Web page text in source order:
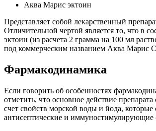
Аква Марис эктоин
Представляет собой лекарственный
Отличительной чертой является то, что в
эктоин (из расчета 2 грамма на 100 мл
под коммерческим названием Аква Марис
Фармакодинамика
Если говорить об особенностях
отметить, что основное действие препарата
счет свойств морской воды и йода, которые
антисептические и иммуностимулирующие